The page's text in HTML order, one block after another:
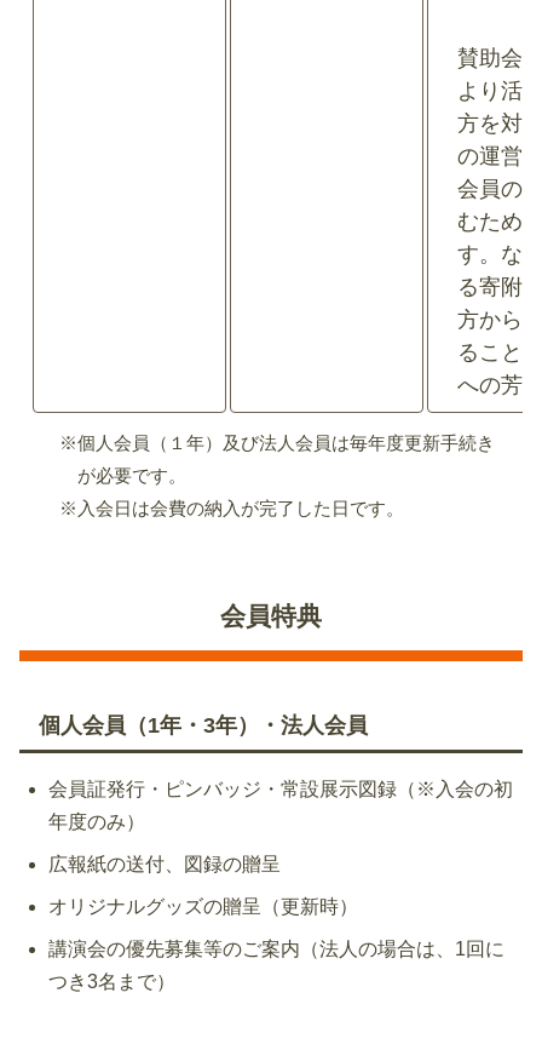
賛助会
より活
方を対
の運営
会員の
むため
す。な
る寄附
方から
ること
への芳
※個人会員（１年）及び法人会員は毎年度更新手続き
が必要です。
※入会日は会費の納入が完了した日です。
会員特典
個人会員（1年・3年）・法人会員
会員証発行・ピンバッジ・常設展示図録（※入会の初
年度のみ）
広報紙の送付、図録の贈呈
オリジナルグッズの贈呈（更新時）
講演会の優先募集等のご案内（法人の場合は、1回に
つき3名まで）